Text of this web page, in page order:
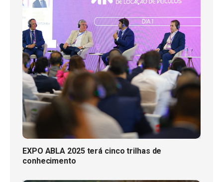
EXPO ABLA 2025 terá cinco trilhas de
conhecimento